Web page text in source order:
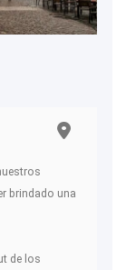
brindado una
de los